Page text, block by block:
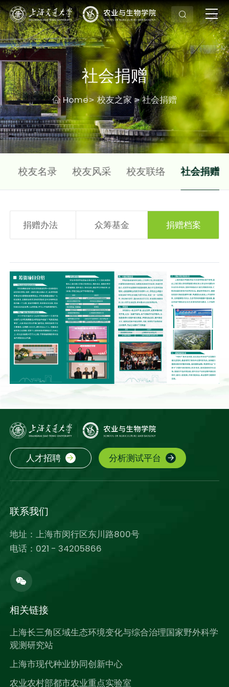
社会捐赠
Home> 校友之家 > 社会捐赠
校友名录 校友风采 校友联络 社会捐赠
捐赠办法 众筹基金 捐赠档案
人才招聘 分析测试平台
联系我们
地址：上海市闵行区东川路800号
电话：021 - 34205866
相关链接
上海长三角区域生态环境变化与综合治理国家野外科学
观测研究站
上海市现代种业协同创新中心
农业农村部都市农业重点实验室